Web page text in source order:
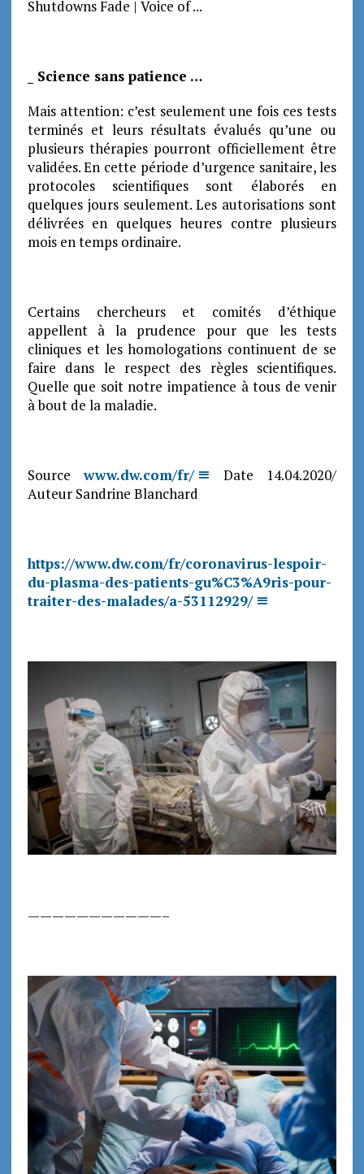
_ Science sans patience …
Mais attention: c’est seulement une fois ces tests
terminés et leurs résultats évalués qu’une ou
plusieurs thérapies pourront officiellement être
validées. En cette période d’urgence sanitaire, les
protocoles scientifiques sont élaborés en
quelques jours seulement. Les autorisations sont
délivrées en quelques heures contre plusieurs
mois en temps ordinaire.
Certains chercheurs et comités d’éthique
appellent à la prudence pour que les tests
cliniques et les homologations continuent de se
faire dans le respect des règles scientifiques.
Quelle que soit notre impatience à tous de venir
à bout de la maladie.
Sourcewww.dw.com/fr/
Date 14.04.2020/
Auteur Sandrine Blanchard
https://www.dw.com/fr/coronavirus-lespoir-
du-plasma-des-patients-gu%C3%A9ris-pour-
traiter-des-malades/a-53112929/
———————————–